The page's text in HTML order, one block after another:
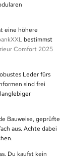
eine höhere
bestimmst
Comfort 2025
Leder fürs
sind frei
Bauweise, geprüfte
aus. Achte dabei
Du kaufst kein